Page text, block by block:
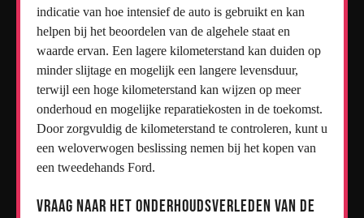
indicatie van hoe intensief de auto is gebruikt en kan
helpen bij het beoordelen van de algehele staat en
waarde ervan. Een lagere kilometerstand kan duiden op
minder slijtage en mogelijk een langere levensduur,
terwijl een hoge kilometerstand kan wijzen op meer
onderhoud en mogelijke reparatiekosten in de toekomst.
Door zorgvuldig de kilometerstand te controleren, kunt u
een weloverwogen beslissing nemen bij het kopen van
een tweedehands Ford.
Vraag naar het onderhoudsverleden van de